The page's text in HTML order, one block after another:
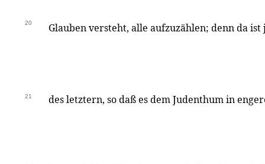
20 Glauben versteht, alle aufzuzählen; denn da ist
21 des letztern, so daß es dem Judenthum in